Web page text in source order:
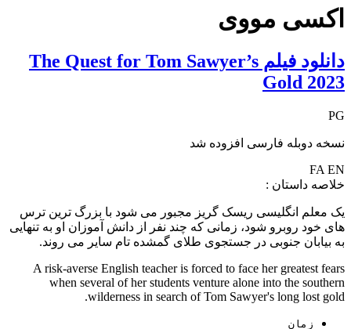
اکسی مووی
دانلود فیلم The Quest for Tom Sawyer’s
Gold 2023
PG
نسخه دوبله فارسی افزوده شد
FA EN
خلاصه داستان :
یک معلم انگلیسی ریسک گریز مجبور می شود با بزرگ ترین ترس
های خود روبرو شود، زمانی که چند نفر از دانش آموزان او به تنهایی
به بیابان جنوبی در جستجوی طلای گمشده تام سایر می روند.
A risk-averse English teacher is forced to face her greatest fears
when several of her students venture alone into the southern
wilderness in search of Tom Sawyer's long lost gold.
زمان